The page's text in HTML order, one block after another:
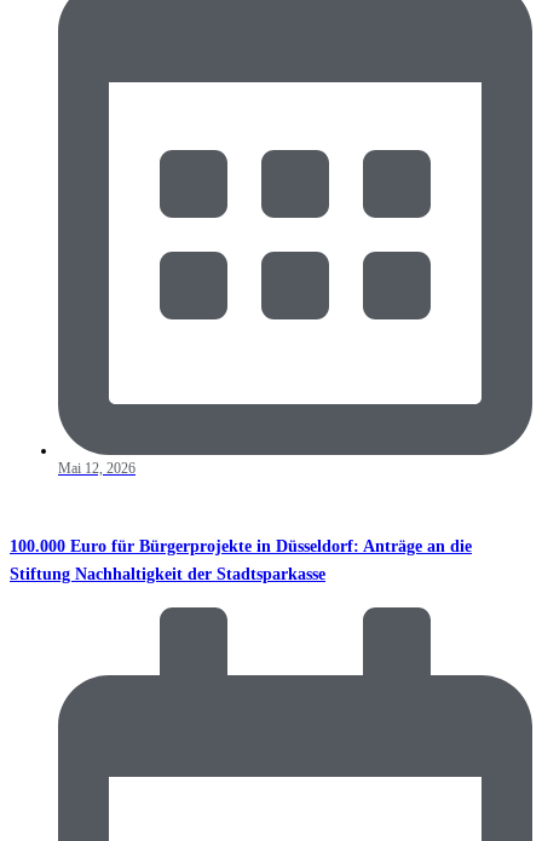
Mai 12, 2026
100.000 Euro für Bürgerprojekte in Düsseldorf: Anträge an die
Stiftung Nachhaltigkeit der Stadtsparkasse